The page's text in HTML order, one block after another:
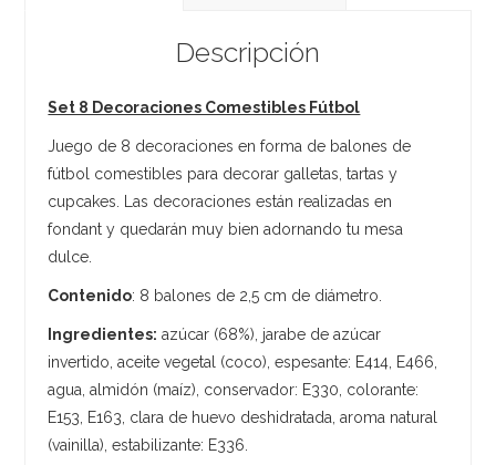
Descripción
Set 8 Decoraciones Comestibles Fútbol
Juego de 8 decoraciones en forma de balones de
fútbol comestibles para decorar galletas, tartas y
cupcakes. Las decoraciones están realizadas en
fondant y quedarán muy bien adornando tu mesa
dulce.
Contenido: 8 balones de 2,5 cm de diámetro.
Ingredientes: azúcar (68%), jarabe de azúcar
invertido, aceite vegetal (coco), espesante: E414, E466,
agua, almidón (maíz), conservador: E330, colorante:
E153, E163, clara de huevo deshidratada, aroma natural
(vainilla), estabilizante: E336.